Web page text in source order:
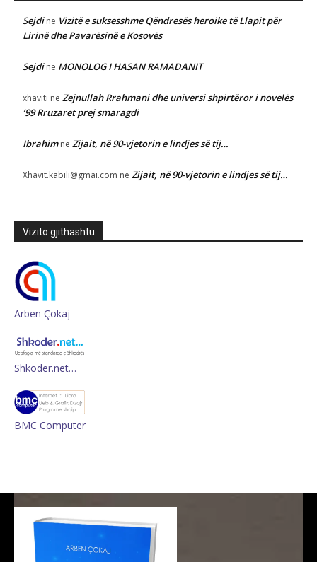
Sejdinë Vizitë e suksesshme Qëndresës heroike të Llapit për
Lirinë dhe Pavarësinë e Kosovës
Sejdinë MONOLOG I HASAN RAMADANIT
xhaviti në Zejnullah Rrahmani dhe universi shpirtëror i novelës
‘99 Rruzaret prej smaragdi
Ibrahimnë Zijait, në 90-vjetorin e lindjes së tij…
Xhavit.kabili@gmai.com në Zijait, në 90-vjetorin e lindjes së tij…
Vizito gjithashtu
Arben Çokaj
Shkoder.net…
BMC Computer